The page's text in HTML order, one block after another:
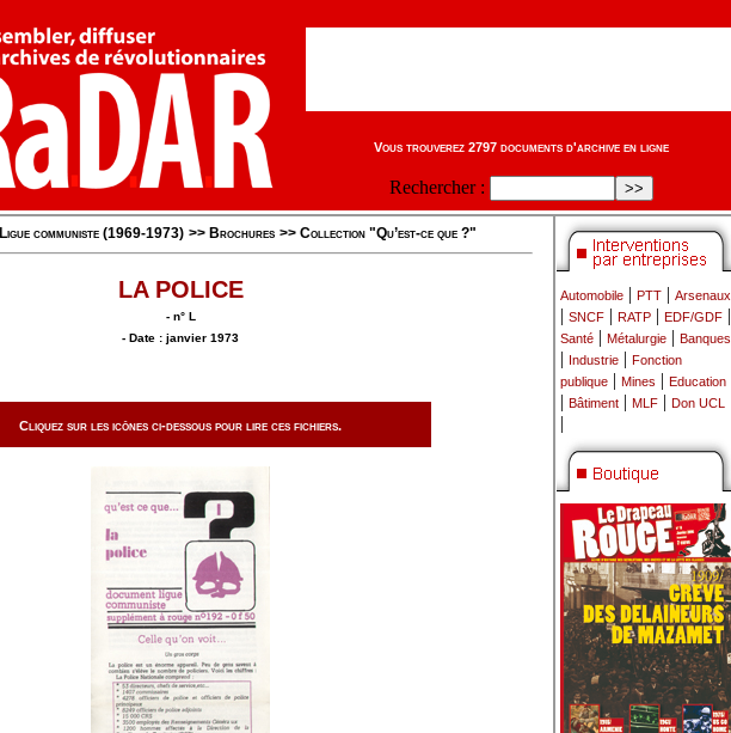
Vous trouverez 2797 documents d'archive en ligne
Rechercher :
Ligue communiste (1969-1973) >> Brochures >> Collection "Qu’est-ce que ?"
LA POLICE
- n° L
- Date : janvier 1973
Cliquez sur les icônes ci-dessous pour lire ces fichiers.
Automobile | PTT | Arsenaux
| SNCF | RATP | EDF/GDF |
Santé | Métalurgie | Banques
| Industrie | Fonction
publique | Mines | Education
| Bâtiment | MLF | Don UCL
|